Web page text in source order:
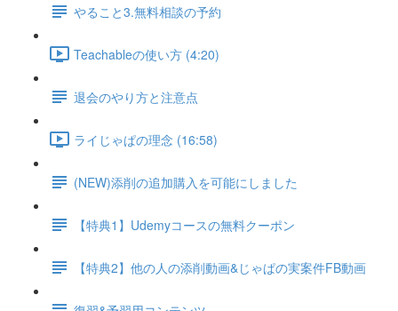
やること3.無料相談の予約
Teachableの使い方 (4:20)
退会のやり方と注意点
ライじゃぱの理念 (16:58)
(NEW)添削の追加購入を可能にしました
【特典1】Udemyコースの無料クーポン
【特典2】他の人の添削動画&じゃぱの実案件FB動画